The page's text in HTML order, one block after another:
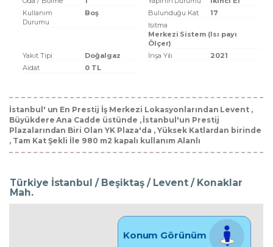
Kullanım
Durumu
Boş Bulunduğu Kat
17
Isıtma
Merkezi Sistem (Isı payı
Ölçer)
Yakıt Tipi
Doğalgaz İnşa Yılı
2021
Aidat
0 TL
İstanbul' un En Prestij İş Merkezi Lokasyonlarından Levent ,
Büyükdere Ana Cadde üstünde , İstanbul'un Prestij
Plazalarından Biri Olan YK Plaza'da , Yüksek Katlardan birinde
, Tam Kat Şekli İle 980 m2 kapalı kullanım Alanlı
Türkiye İstanbul / Beşiktaş/ Levent / Konaklar
Mah.
Konum Görünüm